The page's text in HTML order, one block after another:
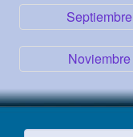
Septiembre
Noviembre